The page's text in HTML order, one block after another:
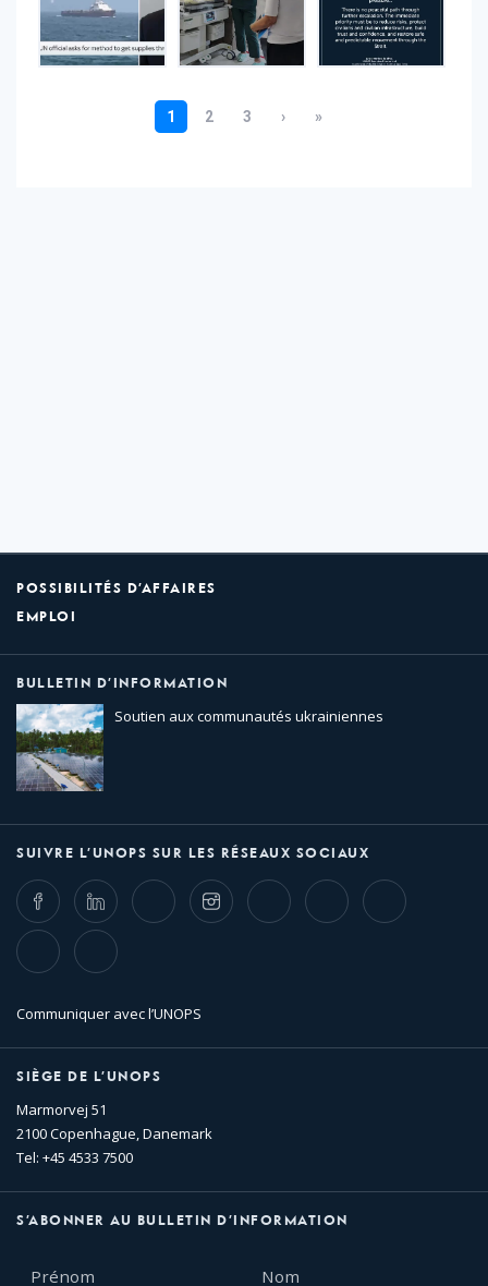
POSSIBILITÉS D’AFFAIRES
EMPLOI
BULLETIN D’INFORMATION
Soutien aux communautés ukrainiennes
SUIVRE L’UNOPS SUR LES RÉSEAUX SOCIAUX
FacebookLinkedIn Twitter InstagramWhatsappBluesky Threads
TikTok Flickr
Communiquer avec l’UNOPS
SIÈGE DE L’UNOPS
Marmorvej 51
2100 Copenhague, Danemark
Tel: +45 4533 7500
S’ABONNER AU BULLETIN D’INFORMATION